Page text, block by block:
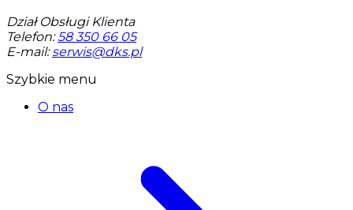
Dział Obsługi Klienta
Telefon: 58 350 66 05
E-mail: serwis@dks.pl
Szybkie menu
O nas